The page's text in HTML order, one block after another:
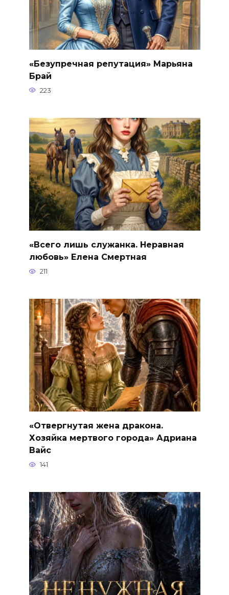
«Безупречная репутация» Марьяна
Брай
223
«Всего лишь служанка. Неравная
любовь» Елена Смертная
211
«Отвергнутая жена дракона.
Хозяйка мертвого города» Адриана
Вайс
141